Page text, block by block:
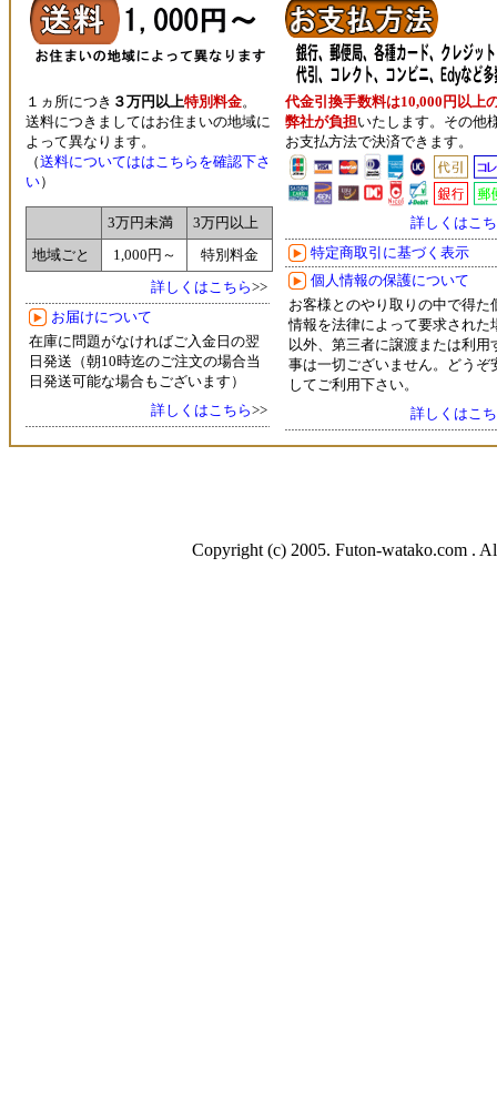
１ヵ所につき ３万円以上特別料金。
送料につきましてはお住まいの地域に
よって異なります。
（送料についてははこちらを確認下さ
い）
3万円未満
3万円以上
地域ごと
1,000円～
特別料金
詳しくはこちら>>
お届けについて
在庫に問題がなければご入金日の翌
日発送（朝10時迄のご注文の場合当
日発送可能な場合もございます）
詳しくはこちら>>
代金引換手数料は10,000円以上
弊社が負担いたします。その他
お支払方法で決済できます。
詳しくはこ
特定商取引に基づく表示
個人情報の保護について
お客様とのやり取りの中で得た
情報を法律によって要求された
以外、第三者に譲渡または利用
事は一切ございません。どうぞ
してご利用下さい。
詳しくはこ
Copyright (c) 2005. Futon-watako.com .